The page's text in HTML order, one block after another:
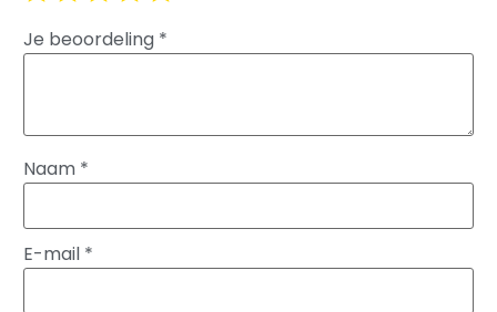
Je beoordeling *
Naam *
E-mail *